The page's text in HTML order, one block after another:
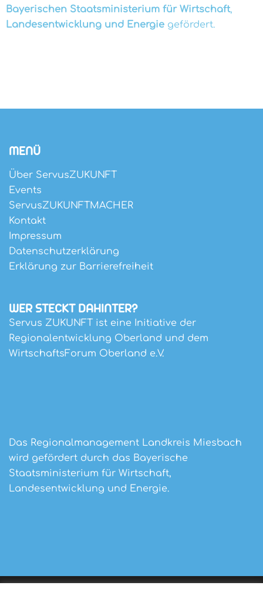
Bayerischen Staatsministerium für Wirtschaft,
Landesentwicklung und Energie gefördert.
MENÜ
Über ServusZUKUNFT
Events
ServusZUKUNFTMACHER
Kontakt
Impressum
Datenschutzerklärung
Erklärung zur Barrierefreiheit
WER STECKT DAHINTER?
Servus ZUKUNFT ist eine Initiative der
Regionalentwicklung Oberland und dem
WirtschaftsForum Oberland e.V.
Das Regionalmanagement Landkreis Miesbach
wird gefördert durch das Bayerische
Staatsministerium für Wirtschaft,
Landesentwicklung und Energie.